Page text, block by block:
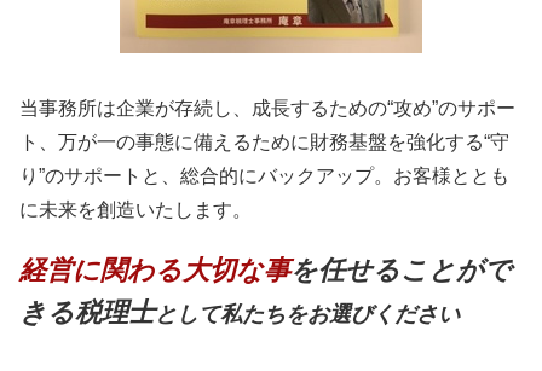
当事務所は企業が存続し、成長するための“攻め”のサポー
ト、万が一の事態に備えるために財務基盤を強化する“守
り”のサポートと、総合的にバックアップ。お客様ととも
に未来を創造いたします。
経営に関わる大切な事を任せることがで
きる税理士として私たちをお選びください